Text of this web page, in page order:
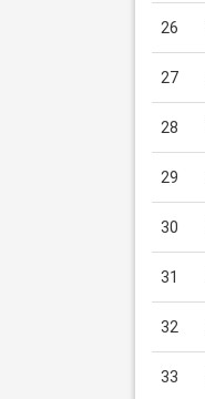
26
27
28
29
30
31
32
33